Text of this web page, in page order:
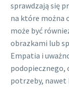
sprawdzają się
na które można
może być
obrazkami lub
Empatia i
podopiecznego,
potrzeby, nawet